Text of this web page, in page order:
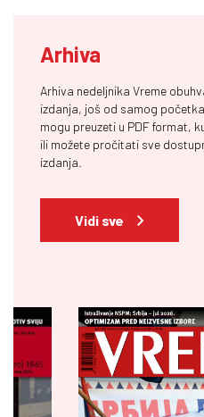
Arhiva
Arhiva nedeljnika Vreme
izdanja, još od samog
mogu preuzeti u PDF format,
ili možete pročitati sve
izdanja.
Vidi sve